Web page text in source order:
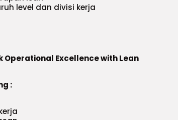
level dan divisi kerja
Excellence with Lean
: